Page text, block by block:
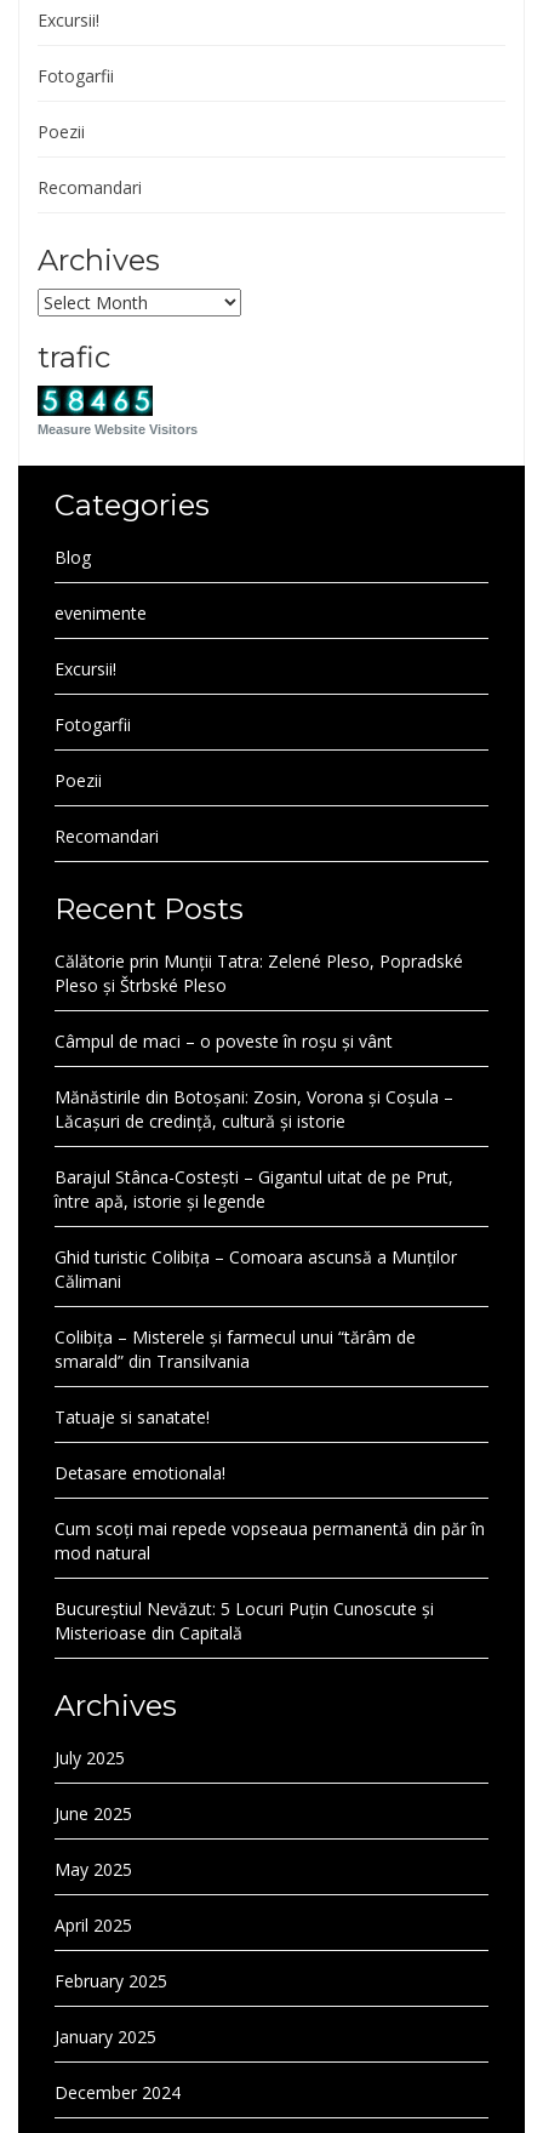
Excursii!
Fotogarfii
Poezii
Recomandari
Archives
Archives
trafic
Measure Website Visitors
Categories
Blog
evenimente
Excursii!
Fotogarfii
Poezii
Recomandari
Recent Posts
Călătorie prin Munții Tatra: Zelené Pleso, Popradské
Pleso și Štrbské Pleso
Câmpul de maci – o poveste în roșu și vânt
Mănăstirile din Botoșani: Zosin, Vorona și Coșula –
Lăcașuri de credință, cultură și istorie
Barajul Stânca-Costești – Gigantul uitat de pe Prut,
între apă, istorie și legende
Ghid turistic Colibița – Comoara ascunsă a Munților
Călimani
Colibița – Misterele și farmecul unui “tărâm de
smarald” din Transilvania
Tatuaje si sanatate!
Detasare emotionala!
Cum scoți mai repede vopseaua permanentă din păr în
mod natural
Bucureștiul Nevăzut: 5 Locuri Puțin Cunoscute și
Misterioase din Capitală
Archives
July 2025
June 2025
May 2025
April 2025
February 2025
January 2025
December 2024